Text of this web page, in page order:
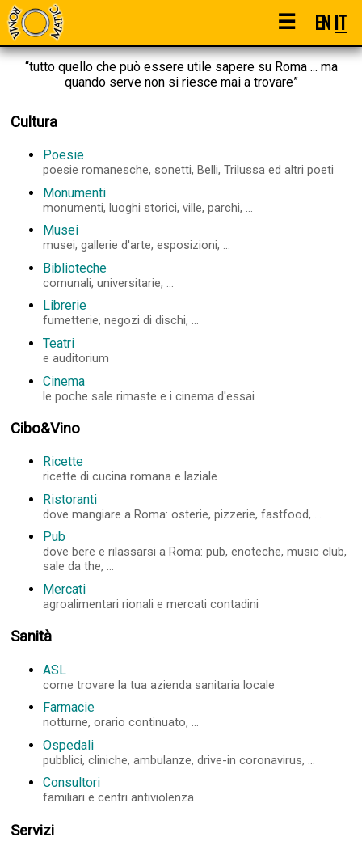
☰ ENIT
“tutto quello che può essere utile sapere su Roma ... ma
quando serve non si riesce mai a trovare”
Cultura
Poesie
poesie romanesche, sonetti, Belli, Trilussa ed altri poeti
Monumenti
monumenti, luoghi storici, ville, parchi, ...
Musei
musei, gallerie d'arte, esposizioni, ...
Biblioteche
comunali, universitarie, ...
Librerie
fumetterie, negozi di dischi, ...
Teatri
e auditorium
Cinema
le poche sale rimaste e i cinema d'essai
Cibo&Vino
Ricette
ricette di cucina romana e laziale
Ristoranti
dove mangiare a Roma: osterie, pizzerie, fastfood, ...
Pub
dove bere e rilassarsi a Roma: pub, enoteche, music club,
sale da the, ...
Mercati
agroalimentari rionali e mercati contadini
Sanità
ASL
come trovare la tua azienda sanitaria locale
Farmacie
notturne, orario continuato, ...
Ospedali
pubblici, cliniche, ambulanze, drive-in coronavirus, ...
Consultori
familiari e centri antiviolenza
Servizi